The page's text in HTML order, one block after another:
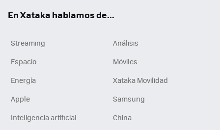
En Xataka hablamos de...
Streaming
Análisis
Espacio
Móviles
Energía
Xataka Movilidad
Apple
Samsung
Inteligencia artificial
China